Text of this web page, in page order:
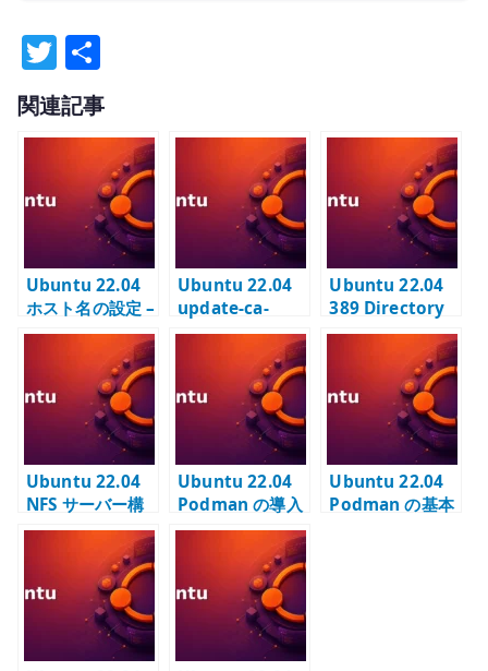
T
w
it
r
有
関連記事
Ubuntu 22.04
ホスト名の設定 –
hostnamectl と
/etc/hosts を使
Ubuntu 22.04
update-ca-
certificates –
内部 CA を信頼
ストアへ登録す
る
Ubuntu 22.04
389 Directory
Server #1 – イ
ンスタンス作成
と suffix 設計
Ubuntu 22.04
NFS サーバー構
築 – NFSv4 と
exports の基本
Ubuntu 22.04
Podman の導入
– daemonless
なコンテナ実行
環境を構築する
Ubuntu 22.04
Podman の基本